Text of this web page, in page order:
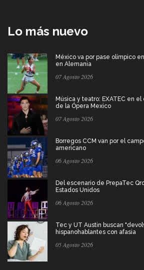
Lo más nuevo
México va por pase olímpico
en Alemania
07 Agosto 2026
Música y teatro: EXATEC en
de la Ópera Mexico
07 Agosto 2026
Borregos CCM van por el
americano
06 Agosto 2026
Del escenario de PrepaTec
Estados Unidos
06 Agosto 2026
Tec y UT Austin buscan
hispanohablantes con afasia
05 Agosto 2026